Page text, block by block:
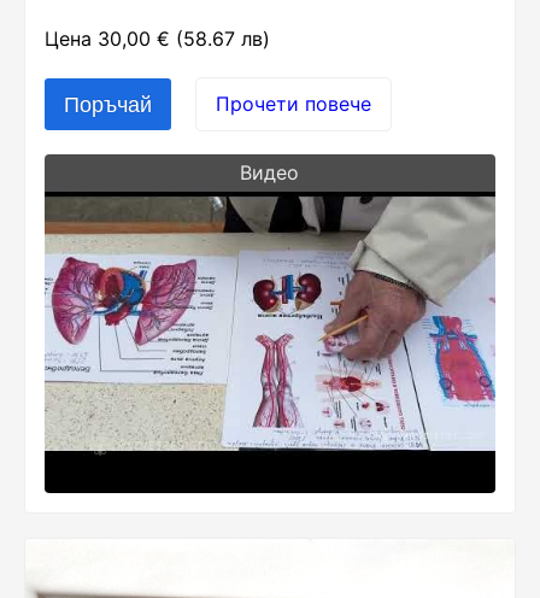
Цена 30,00 € (58.67 лв)
Прочети повече
Видео